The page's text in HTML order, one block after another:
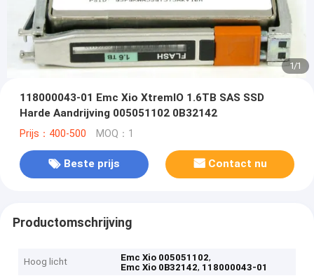
1/1
118000043-01 Emc Xio XtremIO 1.6TB SAS SSD
Harde Aandrijving 005051102 0B32142
Prijs：400-500 MOQ：1
Beste prijs Contact nu
Productomschrijving
Hoog licht Emc Xio 005051102,
Emc Xio 0B32142, 118000043-01